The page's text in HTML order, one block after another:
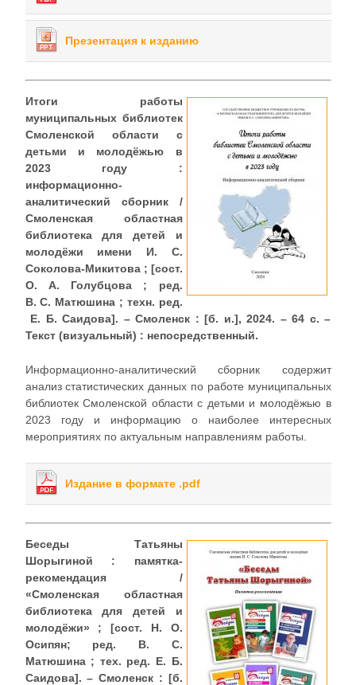
Презентация к изданию
Итоги работы
муниципальных библиотек
Смоленской области с
детьми и молодёжью в
2023 году :
информационно-
аналитический сборник /
Смоленская областная
библиотека для детей и
молодёжи имени И. С.
Соколова-Микитова ; [сост.
О. А. Голубцова ; ред.
В. С. Матюшина ; техн. ред.
Е. Б. Саидова]. – Смоленск : [б. и.], 2024. – 64 с. –
Текст (визуальный) : непосредственный.
Информационно-аналитический сборник содержит
анализ статистических данных по работе муниципальных
библиотек Смоленской области с детьми и молодёжью в
2023 году и информацию о наиболее интересных
мероприятиях по актуальным направлениям работы.
Издание в формате .pdf
Беседы Татьяны
Шорыгиной : памятка-
рекомендация /
«Смоленская областная
библиотека для детей и
молодёжи» ; [сост. Н. О.
Осипян; ред. В. С.
Матюшина ; тех. ред. Е. Б.
Саидова]. – Смоленск : [б.